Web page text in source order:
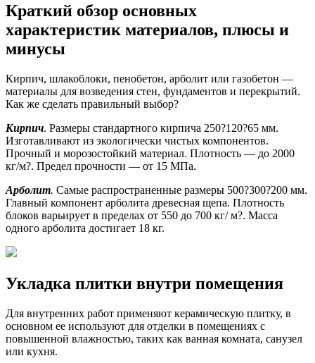
Краткий обзор основных
характеристик материалов, плюсы и
минусы
Кирпич, шлакоблоки, пенобетон, арболит или газобетон —
материалы для возведения стен, фундаментов и перекрытий.
Как же сделать правильный выбор?
Кирпич. Размеры стандартного кирпича 250?120?65 мм.
Изготавливают из экологически чистых компонентов.
Прочный и морозостойкий материал. Плотность — до 2000
кг/м?. Предел прочности — от 15 МПа.
Арболит. Самые распространенные размеры 500?300?200 мм.
Главный компонент арболита древесная щепа. Плотность
блоков варьирует в пределах от 550 до 700 кг/ м?. Масса
одного арболита достигает 18 кг.
Укладка плитки внутри помещения
Для внутренних работ применяют керамическую плитку, в
основном ее используют для отделки в помещениях с
повышенной влажностью, таких как ванная комната, санузел
или кухня.